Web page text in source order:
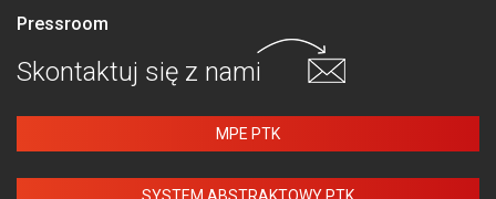
Pressroom
Skontaktuj się z nami
MPE PTK